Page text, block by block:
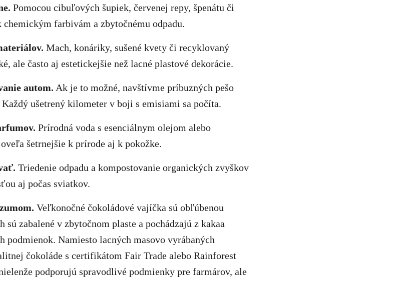
Pomocou cibuľových šupiek, červenej repy, špenátu či
chemickým farbivám a zbytočnému odpadu.
Mach, konáriky, sušené kvety či recyklovaný
ale často aj estetickejšie než lacné plastové dekorácie.
autom. Ak je to možné, navštívme príbuzných pešo
ušetrený kilometer v boji s emisiami sa počíta.
Prírodná voda s esenciálnym olejom alebo
šetrnejšie k prírode aj k pokožke.
Triedenie odpadu a kompostovanie organických zvyškov
aj počas sviatkov.
Veľkonočné čokoládové vajíčka sú obľúbenou
sú zabalené v zbytočnom plaste a pochádzajú z kakaa
podmienok. Namiesto lacných masovo vyrábaných
čokoláde s certifikátom Fair Trade alebo Rainforest
podporujú spravodlivé podmienky pre farmárov, ale